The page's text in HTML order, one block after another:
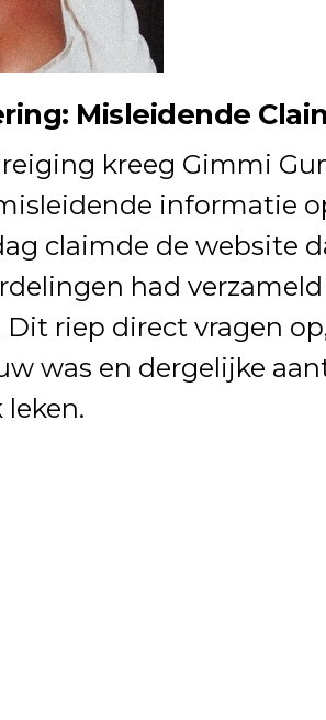
Misleidende
kreeg Gimmi
informatie
claimde de website
had
riep direct vragen
was en dergelijke